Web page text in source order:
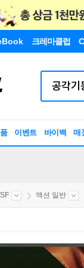
크레마클럽
이벤트 바이백 매
액션 일반